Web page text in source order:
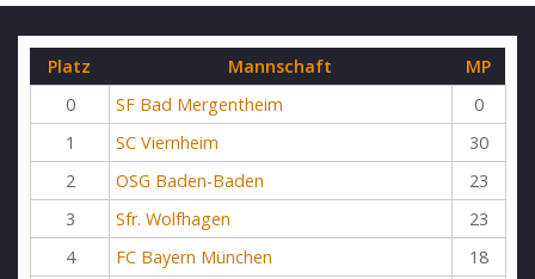
Platz Mannschaft
MP
0
SF Bad Mergentheim
0
1
SC Viernheim
30
2
OSG Baden-Baden
23
3
Sfr. Wolfhagen
23
4
FC Bayern München
18